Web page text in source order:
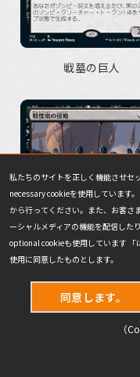
戦墓の巨人
私たちのサイトを正しく機能させセ
necessary cookieを使用しています
から行ってください。また、お客さ
ーシャルメディアの機能を配信した
optional cookieも使用しています
使用に同意したものとします。
同意します。
（